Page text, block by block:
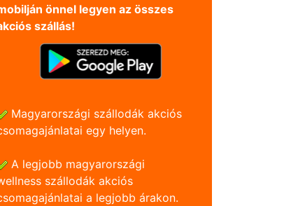
önnel legyen az összes
szállás!
Magyarországi szállodák akciós
egy helyen.
A legjobb magyarországi
szállodák akciós
a legjobb árakon.